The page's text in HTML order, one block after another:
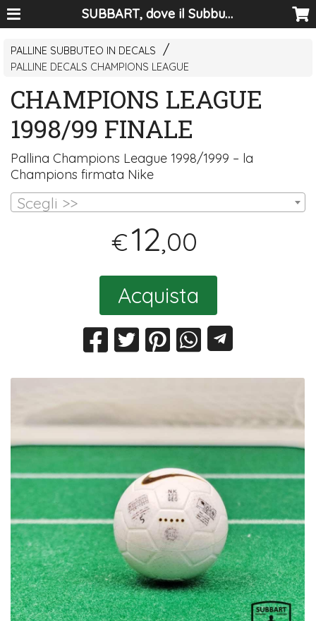
SUBBART, dove il Subbuteo diventa arte
PALLINE SUBBUTEO IN DECALS
PALLINE DECALS CHAMPIONS LEAGUE
CHAMPIONS LEAGUE
1998/99 FINALE
Pallina Champions League 1998/1999 – la
Champions firmata Nike
Scegli >>
€12,00
Acquista